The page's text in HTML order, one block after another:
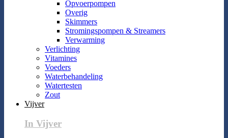
Opvoerpompen
Overig
Skimmers
Stromingspompen & Streamers
Verwarming
Verlichting
Vitamines
Voeders
Waterbehandeling
Watertesten
Zout
Vijver
In Vijver